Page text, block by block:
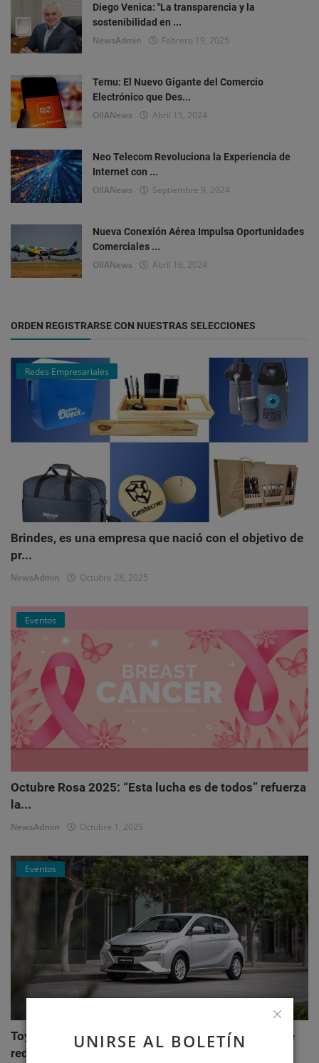
UNIRSE AL BOLETÍN
Diego Venica: "La transparencia y la
sostenibilidad en ...
NewsAdmin Febrero 19, 2025
Temu: El Nuevo Gigante del Comercio
Electrónico que Des...
OlIANews Abril 15, 2024
Neo Telecom Revoluciona la Experiencia de
Internet con ...
OlIANews Septiembre 9, 2024
Nueva Conexión Aérea Impulsa Oportunidades
Comerciales ...
OlIANews Abril 16, 2024
ORDEN REGISTRARSE CON NUESTRAS SELECCIONES
Redes Empresariales
Brindes, es una empresa que nació con el objetivo de
pr...
NewsAdmin Octubre 28, 2025
Eventos
Octubre Rosa 2025: “Esta lucha es de todos” refuerza
la...
NewsAdmin Octubre 1, 2025
Eventos
Toyota AGYA: el nuevo hatchback de Toyotoshi que
redefi...